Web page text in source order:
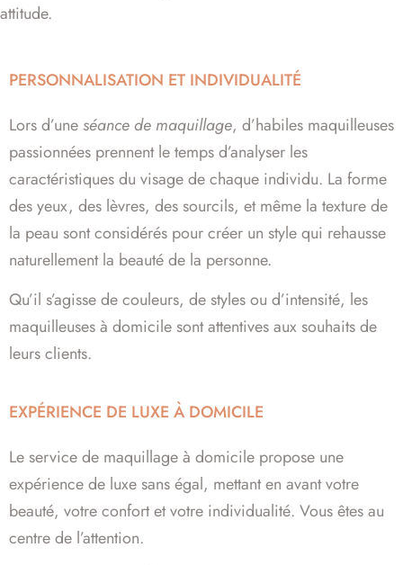
attitude.
PERSONNALISATION ET INDIVIDUALITÉ
Lors d’une séance de maquillage, d’habiles maquilleuses
passionnées prennent le temps d’analyser les
caractéristiques du visage de chaque individu. La forme
des yeux, des lèvres, des sourcils, et même la texture de
la peau sont considérés pour créer un style qui rehausse
naturellement la beauté de la personne.
Qu’il s’agisse de couleurs, de styles ou d’intensité, les
maquilleuses à domicile sont attentives aux souhaits de
leurs clients.
EXPÉRIENCE DE LUXE À DOMICILE
Le service de maquillage à domicile propose une
expérience de luxe sans égal, mettant en avant votre
beauté, votre confort et votre individualité. Vous êtes au
centre de l’attention.